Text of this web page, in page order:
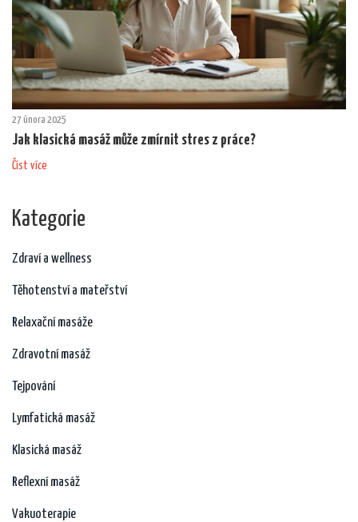
27 února 2025
Jak klasická masáž může zmírnit stres z práce?
Číst více
Kategorie
Zdraví a wellness
Těhotenství a mateřství
Relaxační masáže
Zdravotní masáž
Tejpování
Lymfatická masáž
Klasická masáž
Reflexní masáž
Vakuoterapie